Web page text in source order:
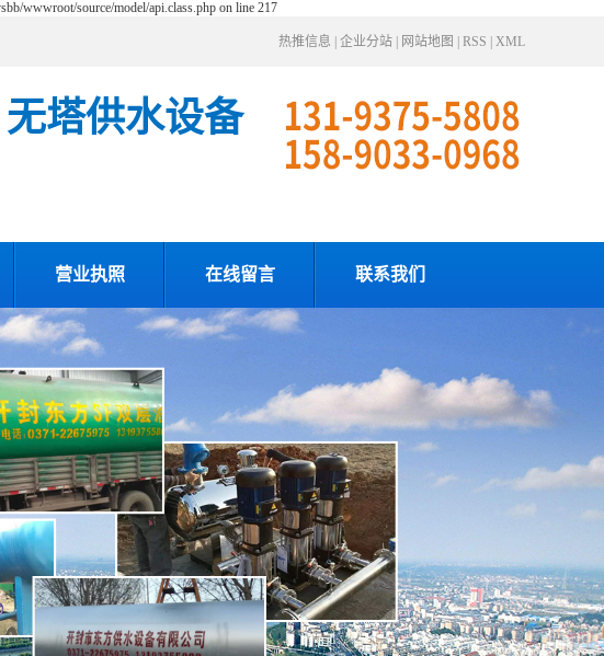
wwwroot/source/model/api.class.php on line 217
热推信息 企业分站 网站地图 RSS XML
无塔供水设备
营业执照 在线留言 联系我们